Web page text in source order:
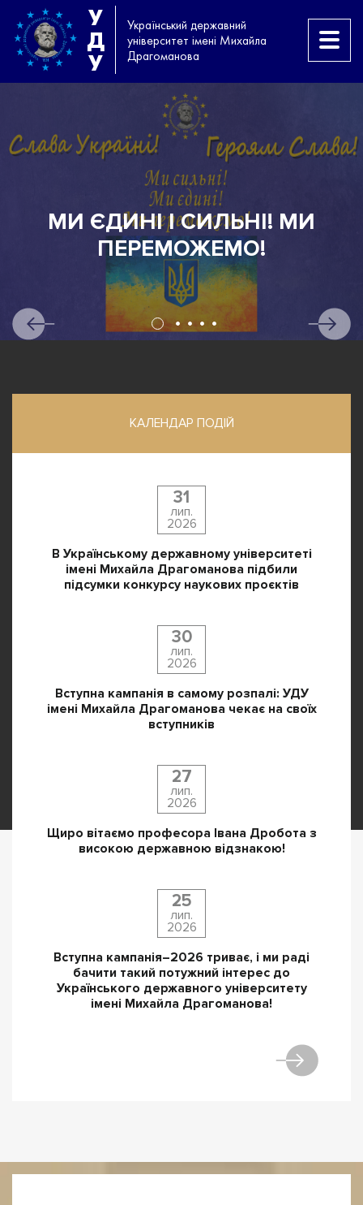
У
Д
У
Український державний
університет імені Михайла
Драгоманова
МИ ЄДИНІ І СИЛЬНІ! МИ
ПЕРЕМОЖЕМО!
КАЛЕНДАР ПОДІЙ
31
лип.
2026
В Українському державному університеті
імені Михайла Драгоманова підбили
підсумки конкурсу наукових проєктів
30
лип.
2026
Вступна кампанія в самому розпалі: УДУ
імені Михайла Драгоманова чекає на своїх
вступників
27
лип.
2026
Щиро вітаємо професора Івана Дробота з
високою державною відзнакою!
25
лип.
2026
Вступна кампанія–2026 триває, і ми раді
бачити такий потужний інтерес до
Українського державного університету
імені Михайла Драгоманова!